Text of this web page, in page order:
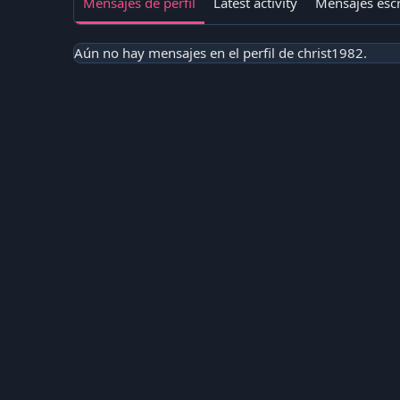
Aún no hay mensajes en el perfil de christ1982.